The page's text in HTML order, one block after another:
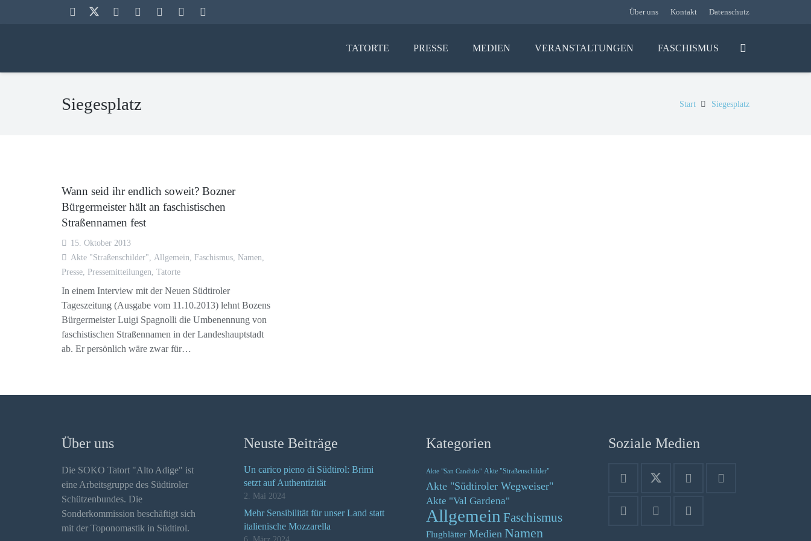
Über uns Kontakt Datenschutz
TATORTE PRESSE MEDIEN VERANSTALTUNGEN FASCHISMUS
Siegesplatz Start Siegesplatz
Wann seid ihr endlich soweit? Bozner
Bürgermeister hält an faschistischen
Straßennamen fest
15. Oktober 2013
Akte "Straßenschilder"
Allgemein Faschismus, Namen
Presse Pressemitteilungen Tatorte
In einem Interview mit der Neuen Südtiroler
Tageszeitung (Ausgabe vom 11.10.2013) lehnt Bozens
Bürgermeister Luigi Spagnolli die Umbenennung von
faschistischen Straßennamen in der Landeshauptstadt
ab. Er persönlich wäre zwar für…
Über uns
Die SOKO Tatort "Alto Adige" ist
eine Arbeitsgruppe des Südtiroler
Schützenbundes. Die
Sonderkommission beschäftigt sich
mit der Toponomastik in Südtirol.
Neuste Beiträge
Un carico pieno di Südtirol: Brimi
setzt auf Authentizität
2. Mai 2024
Mehr Sensibilität für unser Land statt
italienische Mozzarella
Kategorien
Akte "San Candido" Akte "Straßenschilder"
Akte "Südtiroler Wegweiser"
Akte "Val Gardena"
Allgemein Faschismus
Flugblätter Medien Namen
Soziale Medien